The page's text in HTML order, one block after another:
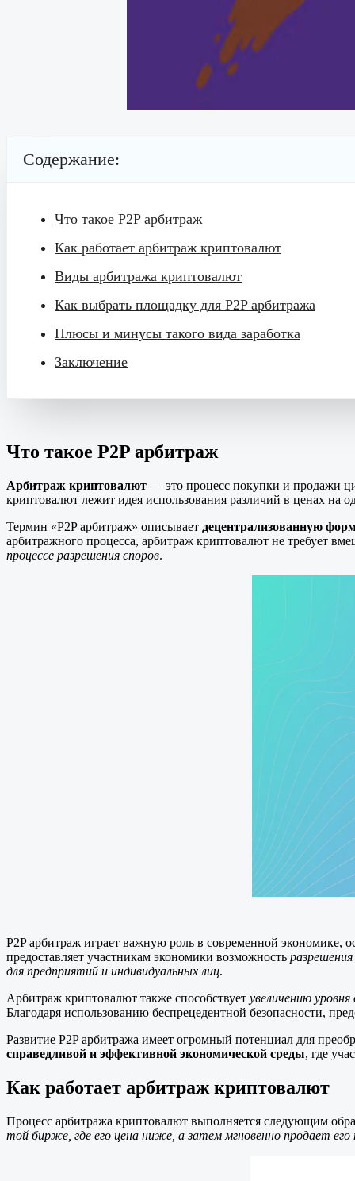
Содержание:
Что такое P2P арбитраж
Как работает арбитраж криптовалют
Виды арбитража криптовалют
Как выбрать площадку для P2P арбитража
Плюсы и минусы такого вида заработка
Заключение
Что такое P2P арбитраж
Арбитраж криптовалют — это процесс покупки и продажи
криптовалют лежит идея использования различий в ценах
Термин «P2P арбитраж» описывает децентрализованную
арбитражного процесса, арбитраж криптовалют не требует
процессе разрешения споров.
P2P арбитраж играет важную роль в современной экономике,
предоставляет участникам экономики возможность
для предприятий и индивидуальных лиц.
Арбитраж криптовалют также способствует увеличению
Благодаря использованию беспрецедентной безопасности,
Развитие P2P арбитража имеет огромный потенциал для
справедливой и эффективной экономической среды, где
Как работает арбитраж криптовалют
Процесс арбитража криптовалют выполняется следующим
той бирже, где его цена ниже, а затем мгновенно продает его